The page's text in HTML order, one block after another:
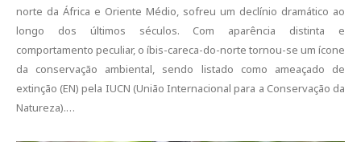
norte da África e Oriente Médio, sofreu um declínio dramático ao
longo dos últimos séculos. Com aparência distinta e
comportamento peculiar, o íbis-careca-do-norte tornou-se um ícone
da conservação ambiental, sendo listado como ameaçado de
extinção (EN) pela IUCN (União Internacional para a Conservação da
Natureza).…